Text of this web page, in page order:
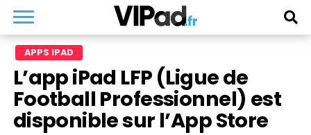
APPS IPAD
L’app iPad LFP (Ligue de
Football Professionnel) est
disponible sur l’App Store